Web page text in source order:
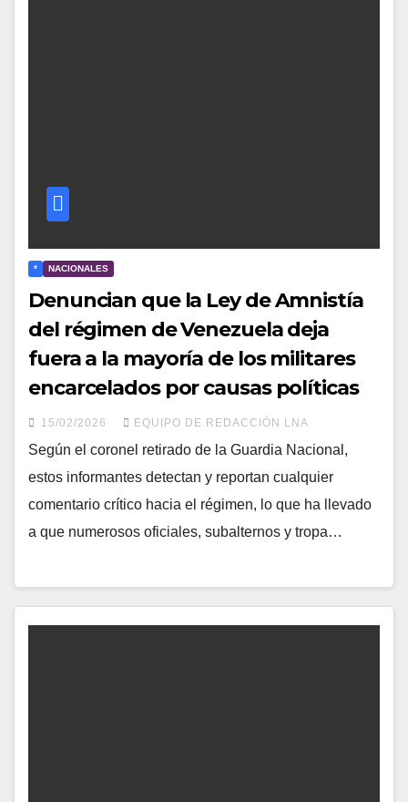
* NACIONALES
Denuncian que la Ley de Amnistía
del régimen de Venezuela deja
fuera a la mayoría de los militares
encarcelados por causas políticas
15/02/2026 EQUIPO DE REDACCIÓN LNA
Según el coronel retirado de la Guardia Nacional,
estos informantes detectan y reportan cualquier
comentario crítico hacia el régimen, lo que ha llevado
a que numerosos oficiales, subalternos y tropa…